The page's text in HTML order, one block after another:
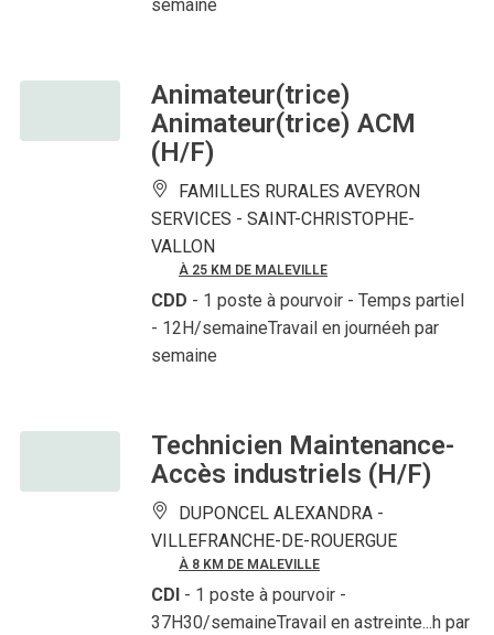
semaine
Animateur(trice)
Animateur(trice) ACM
(H/F)
FAMILLES RURALES AVEYRON
SERVICES - SAINT-CHRISTOPHE-
VALLON
À 25 KM DE MALEVILLE
CDD - 1 poste à pourvoir - Temps partiel
- 12H/semaineTravail en journéeh par
semaine
Technicien Maintenance-
Accès industriels (H/F)
DUPONCEL ALEXANDRA -
VILLEFRANCHE-DE-ROUERGUE
À 8 KM DE MALEVILLE
CDI - 1 poste à pourvoir -
37H30/semaineTravail en astreinte...h par